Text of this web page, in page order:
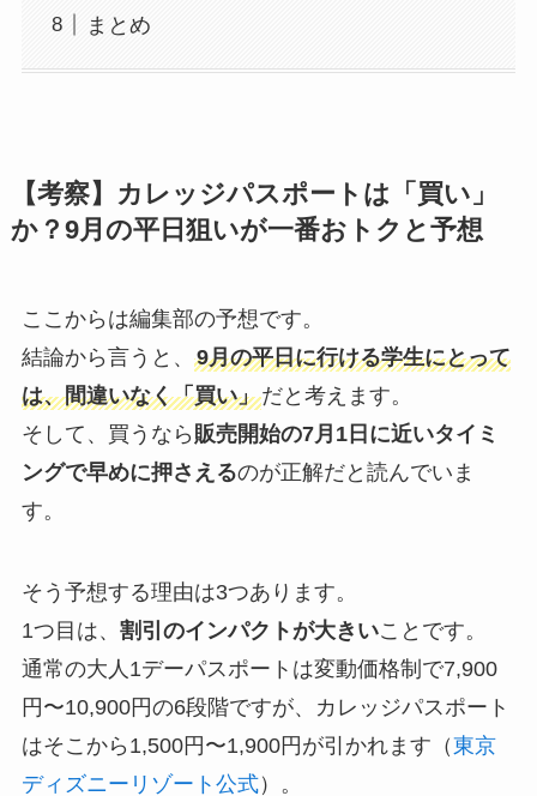
まとめ
【考察】カレッジパスポートは「買い」
か？9月の平日狙いが一番おトクと予想
ここからは編集部の予想です。
結論から言うと、 9月の平日に行ける学生にとって
は、間違いなく「買い」だと考えます。
そして、買うなら 販売開始の7月1日に近いタイミ
ングで早めに押さえるのが正解だと読んでいま
す。
そう予想する理由は3つあります。
1つ目は、 割引のインパクトが大きいことです。
通常の大人1デーパスポートは変動価格制で7,900
円〜10,900円の6段階ですが、カレッジパスポート
はそこから1,500円〜1,900円が引かれます（東京
ディズニーリゾート公式）。